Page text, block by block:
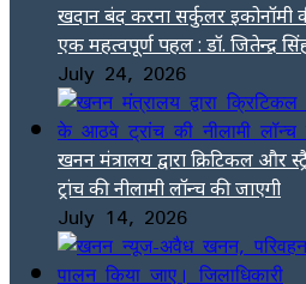
खदान बंद करना सर्कुलर इकोनॉमी
एक महत्वपूर्ण पहल : डॉ. जितेन्द्र
July 24, 2026
खनन मंत्रालय द्वारा क्रिटिकल
ट्रांच की नीलामी लॉन्च की जाएगी
July 14, 2026